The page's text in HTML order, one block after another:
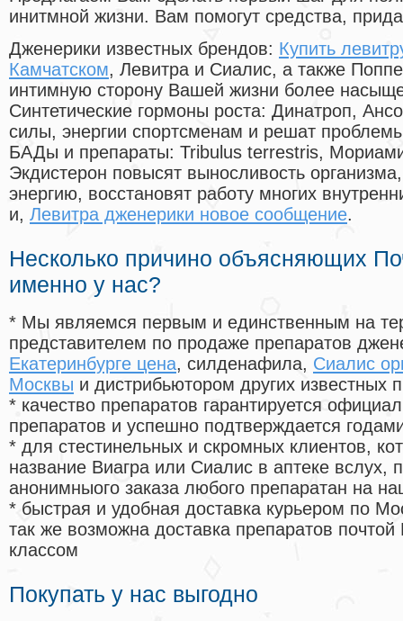
инитмной жизни. Вам помогут средства,
Дженерики известных брендов: Купить
Камчатском, Левитра и Сиалис, а также
интимную сторону Вашей жизни более
Синтетические гормоны роста: Динатроп,
силы, энергии спортсменам и решат
БАДы и препараты: Tribulus terrestris,
Экдистерон повысят выносливость
энергию, восстановят работу многих
и, Левитра дженерики новое сообщение.
Несколько причино объясняющих
именно у нас?
* Мы являемся первым и единственным на
представителем по продаже препаратов
Екатеринбурге цена, силденафила, Сиалис
Москвы и дистрибьютором других известных
* качество препаратов гарантируется
препаратов и успешно подтверждается
* для стестинельных и скромных клиентов,
название Виагра или Сиалис в аптеке вслух,
анонимныого заказа любого препаратан на
* быстрая и удобная доставка курьером по
так же возможна доставка препаратов
классом
Покупать у нас выгодно